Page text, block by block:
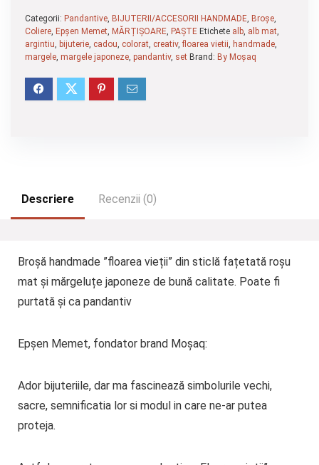
Categorii: Pandantive, BIJUTERII/ACCESORII HANDMADE, Broșe,
Coliere, Epșen Memet, MĂRȚIȘOARE, PAȘTE Etichete alb, alb mat,
argintiu, bijuterie, cadou, colorat, creativ,floarea vietii, handmade,
margele, margele japoneze, pandantiv, set Brand: By Moșaq
Descriere Recenzii (0)
Broșă handmade ”floarea vieții” din sticlă fațetată roșu
mat și mărgeluțe japoneze de bună calitate. Poate fi
purtată și ca pandantiv
Epșen Memet, fondator brand Moșaq:
Ador bijuteriile, dar ma fascinează simbolurile vechi,
sacre, semnificatia lor si modul in care ne-ar putea
proteja.